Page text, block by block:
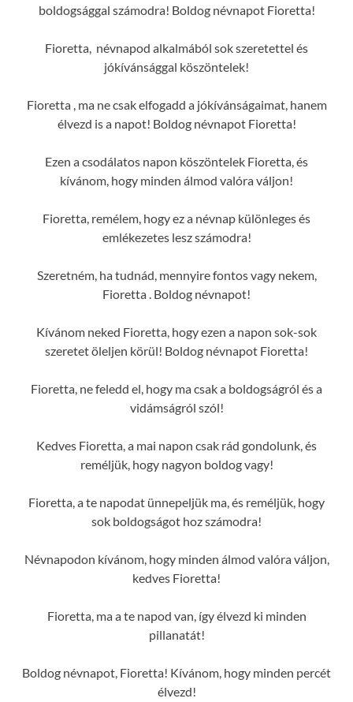
boldogsággal számodra! Boldog névnapot Fioretta!
Fioretta, névnapod alkalmából sok szeretettel és
jókívánsággal köszöntelek!
Fioretta , ma ne csak elfogadd a jókívánságaimat, hanem
élvezd is a napot! Boldog névnapot Fioretta!
Ezen a csodálatos napon köszöntelek Fioretta, és
kívánom, hogy minden álmod valóra váljon!
Fioretta, remélem, hogy ez a névnap különleges és
emlékezetes lesz számodra!
Szeretném, ha tudnád, mennyire fontos vagy nekem,
Fioretta . Boldog névnapot!
Kívánom neked Fioretta, hogy ezen a napon sok-sok
szeretet öleljen körül! Boldog névnapot Fioretta!
Fioretta, ne feledd el, hogy ma csak a boldogságról és a
vidámságról szól!
Kedves Fioretta, a mai napon csak rád gondolunk, és
reméljük, hogy nagyon boldog vagy!
Fioretta, a te napodat ünnepeljük ma, és reméljük, hogy
sok boldogságot hoz számodra!
Névnapodon kívánom, hogy minden álmod valóra váljon,
kedves Fioretta!
Fioretta, ma a te napod van, így élvezd ki minden
pillanatát!
Boldog névnapot, Fioretta! Kívánom, hogy minden percét
élvezd!